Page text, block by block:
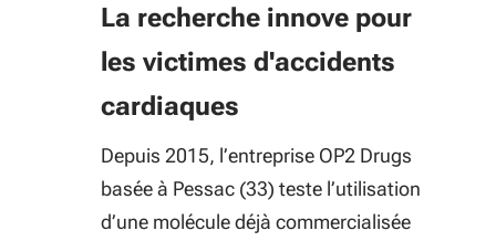
La recherche innove pour
les victimes d'accidents
cardiaques
Depuis 2015, l’entreprise OP2 Drugs
basée à Pessac (33) teste l’utilisation
d’une molécule déjà commercialisée